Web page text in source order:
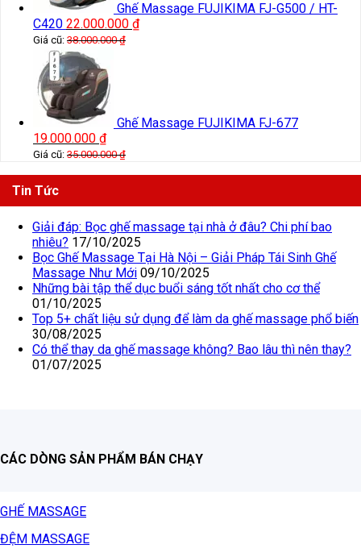
Ghế Massage FUJIKIMA FJ-G500 / HT-
C420 22.000.000 ₫
Giá cũ: 38.000.000₫
Ghế Massage FUJIKIMA FJ-677
19.000.000 ₫
Giá cũ: 35.000.000₫
Tin Tức
Giải đáp: Bọc ghế massage tại nhà ở đâu? Chi phí bao
nhiêu? 17/10/2025
Bọc Ghế Massage Tại Hà Nội – Giải Pháp Tái Sinh Ghế
Massage Như Mới 09/10/2025
Những bài tập thể dục buổi sáng tốt nhất cho cơ thể
01/10/2025
Top 5+ chất liệu sử dụng để làm da ghế massage phổ biến
30/08/2025
Có thể thay da ghế massage không? Bao lâu thì nên thay?
01/07/2025
CÁC DÒNG SẢN PHẨM BÁN CHẠY
GHẾ MASSAGE
ĐỆM MASSAGE